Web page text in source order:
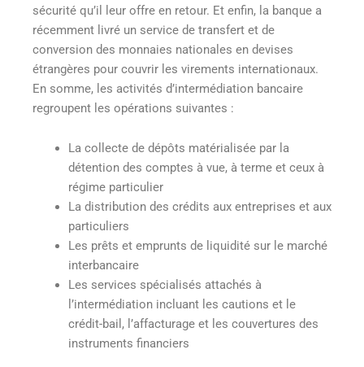
sécurité qu’il leur offre en retour. Et enfin, la banque a
récemment livré un service de transfert et de
conversion des monnaies nationales en devises
étrangères pour couvrir les virements internationaux.
En somme, les activités d’intermédiation bancaire
regroupent les opérations suivantes :
La collecte de dépôts matérialisée par la
détention des comptes à vue, à terme et ceux à
régime particulier
La distribution des crédits aux entreprises et aux
particuliers
Les prêts et emprunts de liquidité sur le marché
interbancaire
Les services spécialisés attachés à
l’intermédiation incluant les cautions et le
crédit-bail, l’affacturage et les couvertures des
instruments financiers